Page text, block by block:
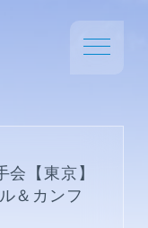
【東京】
＆カンフ